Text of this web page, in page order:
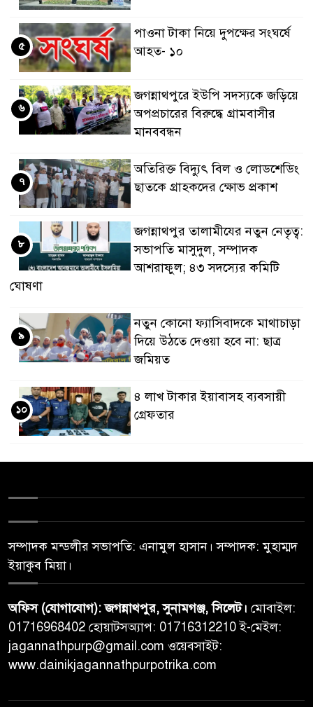
পাওনা টাকা নিয়ে দুপক্ষের সংঘর্ষে
আহত- ১০
৫
জগন্নাথপুরে ইউপি সদস্যকে জড়িয়ে
অপপ্রচারের বিরুদ্ধে গ্রামবাসীর
মানববন্ধন
৬
অতিরিক্ত বিদ্যুৎ বিল ও লোডশেডিং
ছাতকে গ্রাহকদের ক্ষোভ প্রকাশ
৭
জগন্নাথপুর তালামীযের নতুন নেতৃত্ব:
সভাপতি মাসুদুল, সম্পাদক
আশরাফুল; ৪৩ সদস্যের কমিটি
ঘোষণা
৮
নতুন কোনো ফ্যাসিবাদকে মাথাচাড়া
দিয়ে উঠতে দেওয়া হবে না: ছাত্র
জমিয়ত
৯
৪ লাখ টাকার ইয়াবাসহ ব্যবসায়ী
গ্রেফতার
১০
সম্পাদক মন্ডলীর সভাপতি: এনামুল হাসান। সম্পাদক: মুহাম্মদ
ইয়াকুব মিয়া।
অফিস (যোগাযোগ): জগন্নাথপুর, সুনামগঞ্জ, সিলেট। মোবাইল:
01716968402 হোয়াটসঅ্যাপ: 01716312210 ই-মেইল:
jagannathpurp@gmail.com ওয়েবসাইট:
www.dainikjagannathpurpotrika.com